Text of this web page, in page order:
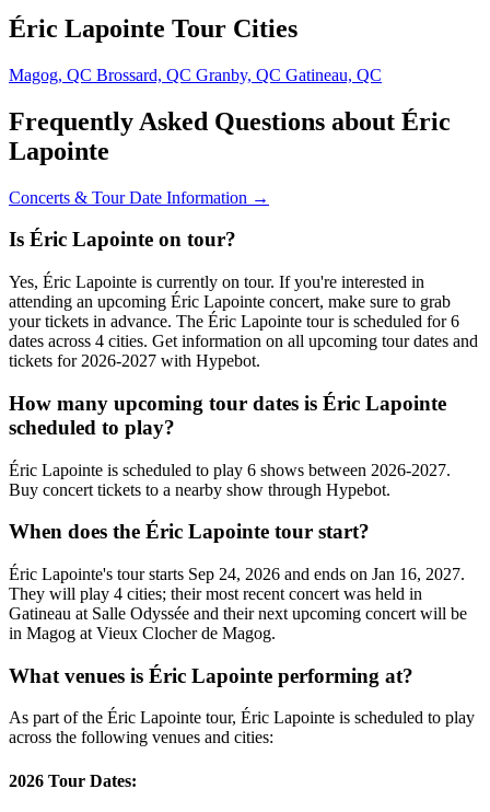
Éric Lapointe Tour Cities
Magog, QC Brossard, QC Granby, QC Gatineau, QC
Frequently Asked Questions about Éric
Lapointe
Concerts & Tour Date Information →
Is Éric Lapointe on tour?
Yes, Éric Lapointe is currently on tour. If you're interested in
attending an upcoming Éric Lapointe concert, make sure to grab
your tickets in advance. The Éric Lapointe tour is scheduled for 6
dates across 4 cities. Get information on all upcoming tour dates and
tickets for 2026-2027 with Hypebot.
How many upcoming tour dates is Éric Lapointe
scheduled to play?
Éric Lapointe is scheduled to play 6 shows between 2026-2027.
Buy concert tickets to a nearby show through Hypebot.
When does the Éric Lapointe tour start?
Éric Lapointe's tour starts Sep 24, 2026 and ends on Jan 16, 2027.
They will play 4 cities; their most recent concert was held in
Gatineau at Salle Odyssée and their next upcoming concert will be
in Magog at Vieux Clocher de Magog.
What venues is Éric Lapointe performing at?
As part of the Éric Lapointe tour, Éric Lapointe is scheduled to play
across the following venues and cities:
2026 Tour Dates: